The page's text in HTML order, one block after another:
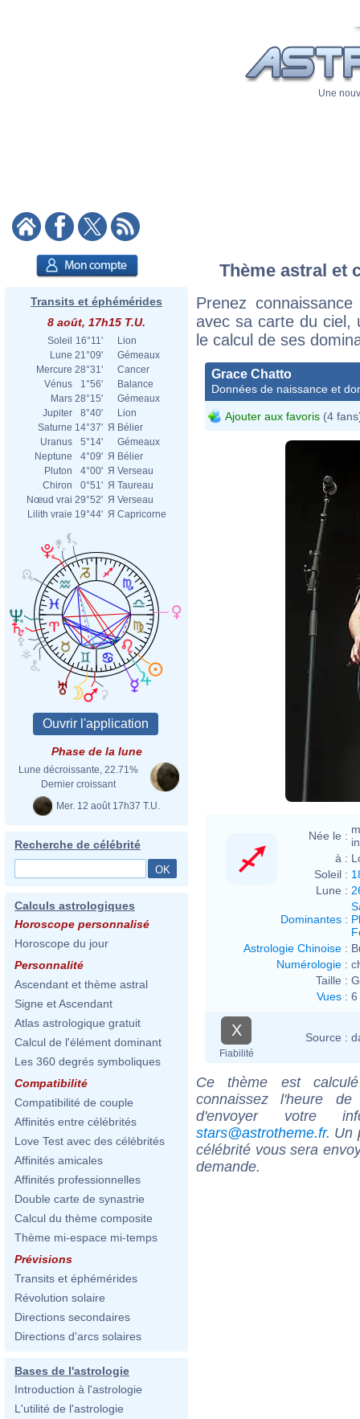
Une
Transits et éphémérides
8 août, 17h15 T.U.
Soleil 16°11'
Lion
Lune 21°09'
Gémeaux
Mercure 28°31'
Cancer
Vénus
1°56'
Balance
Mars 28°15'
Gémeaux
Jupiter
8°40'
Lion
Saturne 14°37' Я Bélier
Uranus
5°14'
Gémeaux
Neptune
4°09' Я Bélier
Pluton
4°00' Я Verseau
Chiron
0°51' Я Taureau
Nœud vrai 29°52' Я Verseau
Lilith vraie 19°44' Я Capricorne
Phase de la lune
Lune décroissante, 22.71%
Dernier croissant
Mer. 12 août 17h37 T.U.
Recherche de célébrité
Calculs astrologiques
Horoscope personnalisé
Horoscope du jour
Personnalité
Ascendant et thème astral
Signe et Ascendant
Atlas astrologique gratuit
Calcul de l'élément dominant
Les 360 degrés symboliques
Compatibilité
Compatibilité de couple
Affinités entre célébrités
Love Test avec des célébrités
Affinités amicales
Affinités professionnelles
Double carte de synastrie
Calcul du thème composite
Thème mi-espace mi-temps
Prévisions
Transits et éphémérides
Révolution solaire
Directions secondaires
Directions d'arcs solaires
Bases de l'astrologie
Introduction à l'astrologie
L'utilité de l'astrologie
Thème astral et
Prenez
avec sa carte du ciel,
le calcul de ses
Grace Chatto
Données de naissance et
Ajouter aux favoris (4
Née le :
à :
Soleil :
Lune :
Dominantes :
Astrologie Chinoise :
Numérologie :
Taille :
Vues : 6
X
Fiabilité
Source :
Ce thème est
connaissez l'heure
d'envoyer votre
stars@astrotheme.fr. Un
célébrité vous sera
demande.